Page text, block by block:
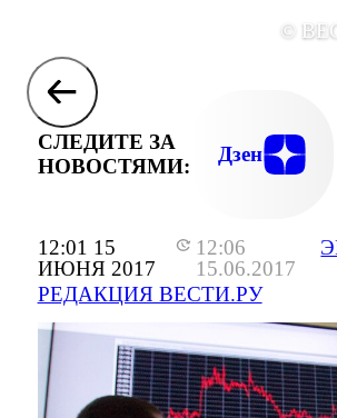
12:01 15
ИЮНЯ 2017
12:06
15.06.2017
РЕДАКЦИЯ ВЕСТИ.РУ
©
СЛЕДИТЕ ЗА
НОВОСТЯМИ:
Дзен